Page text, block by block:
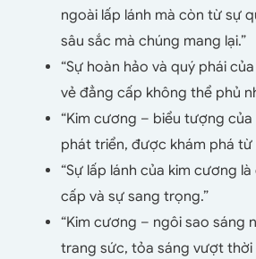
ngoài lấp lánh mà còn từ sự
sâu sắc mà chúng mang lại.”
“Sự hoàn hảo và quý phái
vẻ đẳng cấp không thể phủ
“Kim cương – biểu tượng
phát triển, được khám phá từ
“Sự lấp lánh của kim cương
cấp và sự sang trọng.”
“Kim cương – ngôi sao sáng
trang sức, tỏa sáng vượt thời